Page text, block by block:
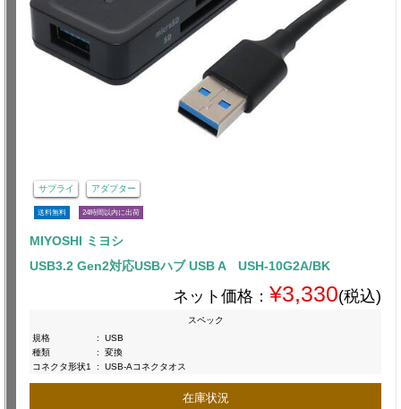
サプライ アダプター
送料無料 24時間以内に出荷
MIYOSHI ミヨシ
USB3.2 Gen2対応USBハブ USB A USH-10G2A/BK
ネット価格： ¥3,330(税込)
スペック
規格
:
USB
種類
:
変換
コネクタ形状1
: USB-Aコネクタオス
在庫状況